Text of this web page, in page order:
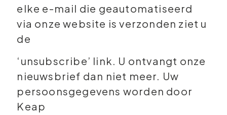
elke e-mail die geautomatiseerd
via onze website is verzonden ziet u
de
‘unsubscribe’ link. U ontvangt onze
nieuwsbrief dan niet meer. Uw
persoonsgegevens worden door
Keap